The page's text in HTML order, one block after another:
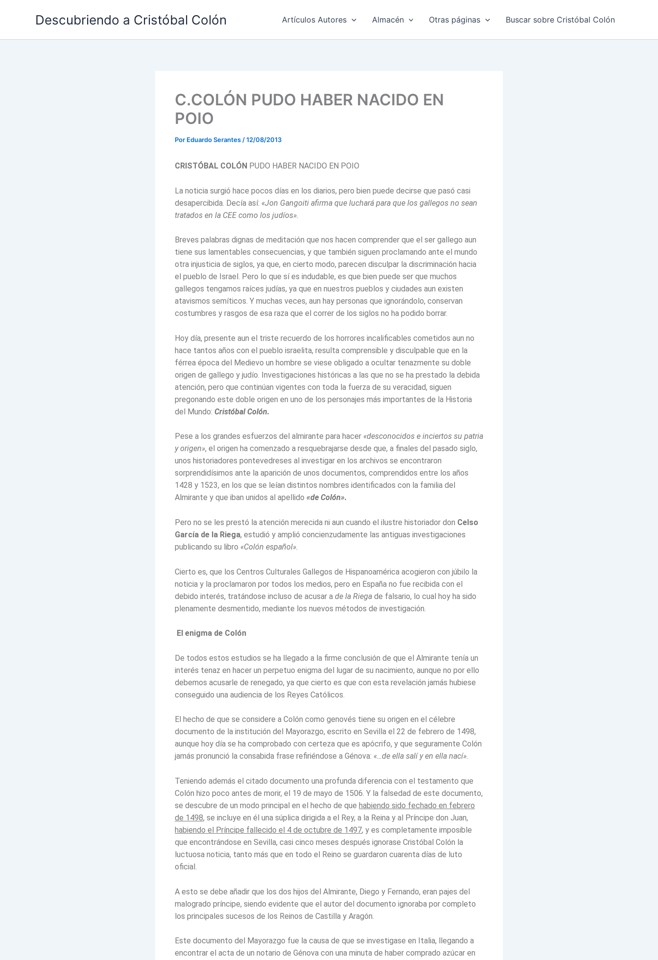
Descubriendo a Cristóbal Colón Artículos Autores Almacén Otras páginas Buscar sobre Cristóbal Colón
C.COLÓN PUDO HABER NACIDO EN
POIO
Por Eduardo Serantes /12/08/2013
CRISTÓBAL COLÓN PUDO HABER NACIDO EN POIO
La noticia surgió hace pocos días en los diarios, pero bien puede decirse que pasó casi
desapercibida. Decía así: «Jon Gangoiti afirma que luchará para que los gallegos no sean
tratados en la CEE como los judíos».
Breves palabras dignas de meditación que nos hacen comprender que el ser gallego aun
tiene sus lamentables consecuencias, y que también siguen proclamando ante el mundo
otra injusticia de siglos, ya que, en cierto modo, parecen disculpar la discriminación hacia
el pueblo de Israel. Pero lo que sí es indudable, es que bien puede ser que muchos
gallegos tengamos raíces judías, ya que en nuestros pueblos y ciudades aun existen
atavismos semíticos. Y muchas veces, aun hay personas que ignorándolo, conservan
costumbres y rasgos de esa raza que el correr de los siglos no ha podido borrar.
Hoy día, presente aun el triste recuerdo de los horrores incalificables cometidos aun no
hace tantos años con el pueblo israelita, resulta comprensible y disculpable que en la
férrea época del Medievo un hombre se viese obligado a ocultar tenazmente su doble
origen de gallego y judío. Investigaciones históricas a las que no se ha prestado la debida
atención, pero que continúan vigentes con toda la fuerza de su veracidad, siguen
pregonando este doble origen en uno de los personajes más importantes de la Historia
del Mundo: Cristóbal Colón.
Pese a los grandes esfuerzos del almirante para hacer «desconocidos e inciertos su patria
y origen», el origen ha comenzado a resquebrajarse desde que, a finales del pasado siglo,
unos historiadores pontevedreses al investigar en los archivos se encontraron
sorprendidísimos ante la aparición de unos documentos, comprendidos entre los años
1428 y 1523, en los que se leían distintos nombres identificados con la familia del
Almirante y que iban unidos al apellido «de Colón».
Pero no se les prestó la atención merecida ni aun cuando el ilustre historiador don Celso
García de la Riega, estudió y amplió concienzudamente las antiguas investigaciones
publicando su libro «Colón español».
Cierto es, que los Centros Culturales Gallegos de Hispanoamérica acogieron con júbilo la
noticia y la proclamaron por todos los medios, pero en España no fue recibida con el
debido interés, tratándose incluso de acusar a de la Riega de falsario, lo cual hoy ha sido
plenamente desmentido, mediante los nuevos métodos de investigación.
El enigma de Colón
De todos estos estudios se ha llegado a la firme conclusión de que el Almirante tenía un
interés tenaz en hacer un perpetuo enigma del lugar de su nacimiento, aunque no por ello
debemos acusarle de renegado, ya que cierto es que con esta revelación jamás hubiese
conseguido una audiencia de los Reyes Católicos.
El hecho de que se considere a Colón como genovés tiene su origen en el célebre
documento de la institución del Mayorazgo, escrito en Sevilla el 22 de febrero de 1498,
aunque hoy día se ha comprobado con certeza que es apócrifo, y que seguramente Colón
jamás pronunció la consabida frase refiriéndose a Génova: «…de ella salí y en ella nací».
Teniendo además el citado documento una profunda diferencia con el testamento que
Colón hizo poco antes de morir, el 19 de mayo de 1506. Y la falsedad de este documento,
se descubre de un modo principal en el hecho de que habiendo sido fechado en febrero
de 1498, se incluye en él una súplica dirigida a el Rey, a la Reina y al Príncipe don Juan,
habiendo el Príncipe fallecido el 4 de octubre de 1497, y es completamente imposible
que encontrándose en Sevilla, casi cinco meses después ignorase Cristóbal Colón la
luctuosa noticia, tanto más que en todo el Reino se guardaron cuarenta días de luto
oficial.
A esto se debe añadir que los dos hijos del Almirante, Diego y Fernando, eran pajes del
malogrado príncipe, siendo evidente que el autor del documento ignoraba por completo
los principales sucesos de los Reinos de Castilla y Aragón.
Este documento del Mayorazgo fue la causa de que se investigase en Italia, llegando a
encontrar el acta de un notario de Génova con una minuta de haber comprado azúcar en